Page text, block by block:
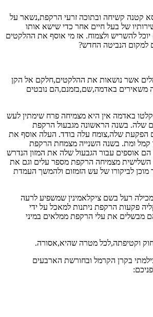
קטנה קשיחה ובתוכה זרעי הרקפת,נשאר על
של בעל חיים אחר כדי שישא אותו
להשריש ולצמוח. אז מי אוסף את ההלקטים
למקום הנביטה החדש?
אשר נושאות את ההלקטים,חלקם אל הקן
משאירים באדמה,שם,בזמנם,הם נובטים
באדמה אין היא מצמיחה פרח שימתין לעש
שלה. בשנה הראשונה מגבעול הרקפת
הפקעת שלה,צומח עלה בודד. העלה אוסף את
קמל ומת. בשנה השנייה מצמחת הרקפת
אוספים עבור הגבעול שלה את המזון הנדרש
השלישית מצמיחה הרקפת מספר עלים וגם את
לביקורו של עש הזמזום ולהמשך העמדת
רעל בשם ציקלאמינין שמשפיע לרעה
פקעות הרקפת ניתנות למאכל על ידי
מבשלים את עלי הרקפת ממלאים במיני
וקטיפתה,לכל מטרה שהיא,אסורה.
בקרן הקרמל ובחורשת הארבעים